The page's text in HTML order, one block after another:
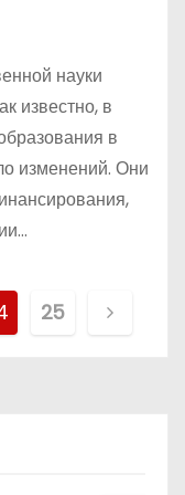
науки
известно, в
в
изменений. Они
25